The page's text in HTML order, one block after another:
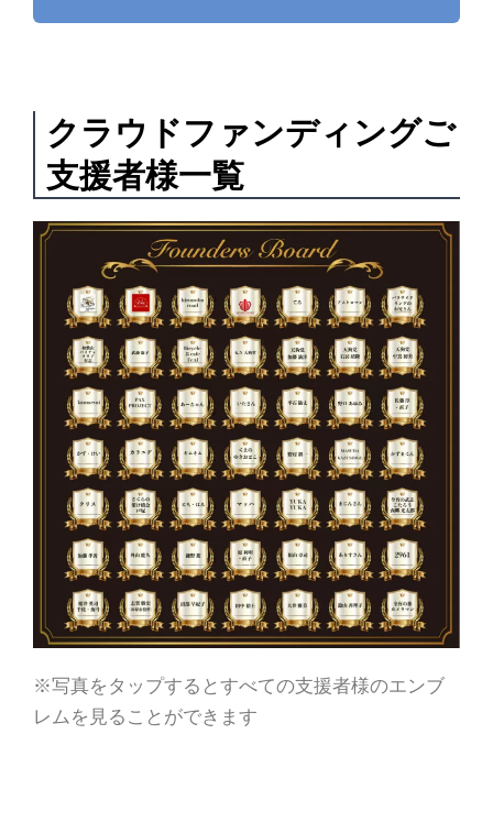
クラウドファンディングご
支援者様一覧
※写真をタップするとすべての支援者様のエンブ
レムを見ることができます